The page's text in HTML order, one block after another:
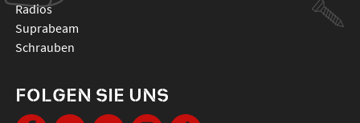
radios
suprabeam
schrauben
FOLGEN SIE UNS